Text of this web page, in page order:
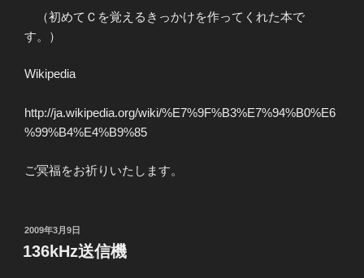
（初めてＣを覚えるきっかけを作ってくれた本で
す。）
Wikipedia
http://ja.wikipedia.org/wiki/%E7%9F%B3%E7%94%B0%E6
%99%B4%E4%B9%85
ご冥福をお祈りいたします。
投
稿
日:
2009年3月9日
136kHz送信機